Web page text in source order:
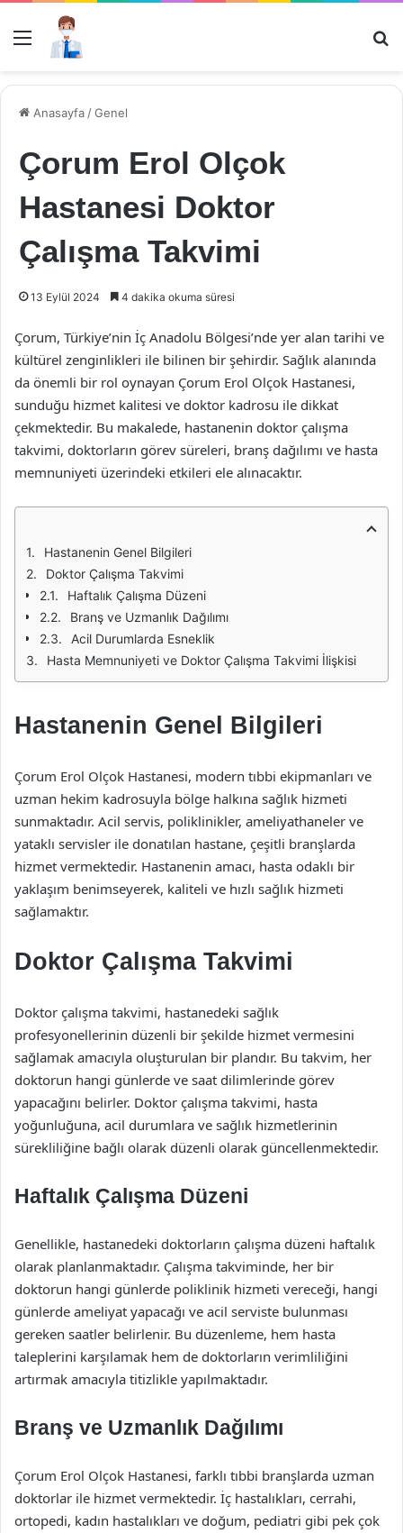
Menü
Anasayfa /Genel
Çorum Erol Olçok
Hastanesi Doktor
Çalışma Takvimi
13 Eylül 2024 4 dakika okuma süresi
Çorum, Türkiye’nin İç Anadolu Bölgesi’nde yer alan tarihi ve
kültürel zenginlikleri ile bilinen bir şehirdir. Sağlık alanında
da önemli bir rol oynayan Çorum Erol Olçok Hastanesi,
sunduğu hizmet kalitesi ve doktor kadrosu ile dikkat
çekmektedir. Bu makalede, hastanenin doktor çalışma
takvimi, doktorların görev süreleri, branş dağılımı ve hasta
memnuniyeti üzerindeki etkileri ele alınacaktır.
Hastanenin Genel Bilgileri
Doktor Çalışma Takvimi
Haftalık Çalışma Düzeni
Branş ve Uzmanlık Dağılımı
Acil Durumlarda Esneklik
Hasta Memnuniyeti ve Doktor Çalışma Takvimi İlişkisi
Hastanenin Genel Bilgileri
Çorum Erol Olçok Hastanesi, modern tıbbi ekipmanları ve
uzman hekim kadrosuyla bölge halkına sağlık hizmeti
sunmaktadır. Acil servis, poliklinikler, ameliyathaneler ve
yataklı servisler ile donatılan hastane, çeşitli branşlarda
hizmet vermektedir. Hastanenin amacı, hasta odaklı bir
yaklaşım benimseyerek, kaliteli ve hızlı sağlık hizmeti
sağlamaktır.
Doktor Çalışma Takvimi
Doktor çalışma takvimi, hastanedeki sağlık
profesyonellerinin düzenli bir şekilde hizmet vermesini
sağlamak amacıyla oluşturulan bir plandır. Bu takvim, her
doktorun hangi günlerde ve saat dilimlerinde görev
yapacağını belirler. Doktor çalışma takvimi, hasta
yoğunluğuna, acil durumlara ve sağlık hizmetlerinin
sürekliliğine bağlı olarak düzenli olarak güncellenmektedir.
Haftalık Çalışma Düzeni
Genellikle, hastanedeki doktorların çalışma düzeni haftalık
olarak planlanmaktadır. Çalışma takviminde, her bir
doktorun hangi günlerde poliklinik hizmeti vereceği, hangi
günlerde ameliyat yapacağı ve acil serviste bulunması
gereken saatler belirlenir. Bu düzenleme, hem hasta
taleplerini karşılamak hem de doktorların verimliliğini
artırmak amacıyla titizlikle yapılmaktadır.
Branş ve Uzmanlık Dağılımı
Çorum Erol Olçok Hastanesi, farklı tıbbi branşlarda uzman
doktorlar ile hizmet vermektedir. İç hastalıkları, cerrahi,
ortopedi, kadın hastalıkları ve doğum, pediatri gibi pek çok